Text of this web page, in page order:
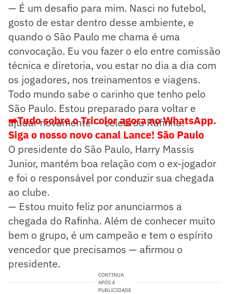
— É um desafio para mim. Nasci no futebol,
gosto de estar dentro desse ambiente, e
quando o São Paulo me chama é uma
convocação. Eu vou fazer o elo entre comissão
técnica e diretoria, vou estar no dia a dia com
os jogadores, nos treinamentos e viagens.
Todo mundo sabe o carinho que tenho pelo
São Paulo. Estou preparado para voltar e
ajudar novamente — celebrou Rafinha.
➡️Tudo sobre o Tricolor agora no WhatsApp.
Siga o nosso novo canal Lance! São Paulo
O presidente do São Paulo, Harry Massis
Junior, mantém boa relação com o ex-jogador
e foi o responsável por conduzir sua chegada
ao clube.
— Estou muito feliz por anunciarmos a
chegada do Rafinha. Além de conhecer muito
bem o grupo, é um campeão e tem o espírito
vencedor que precisamos — afirmou o
presidente.
CONTINUA
APÓS A
PUBLICIDADE